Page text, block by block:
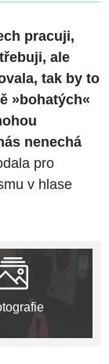
pracuji,
ale
tak by to
»bohatých«
nenechá
pro
v hlase